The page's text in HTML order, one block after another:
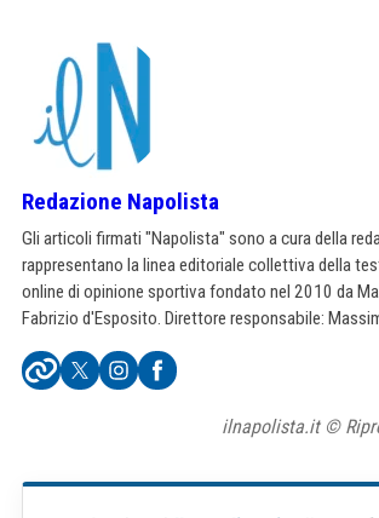
Redazione Napolista
Gli articoli firmati "Napolista" sono a cura della
rappresentano la linea editoriale collettiva della
online di opinione sportiva fondato nel 2010 da
Fabrizio d'Esposito. Direttore responsabile:
ilnapolista.it ©